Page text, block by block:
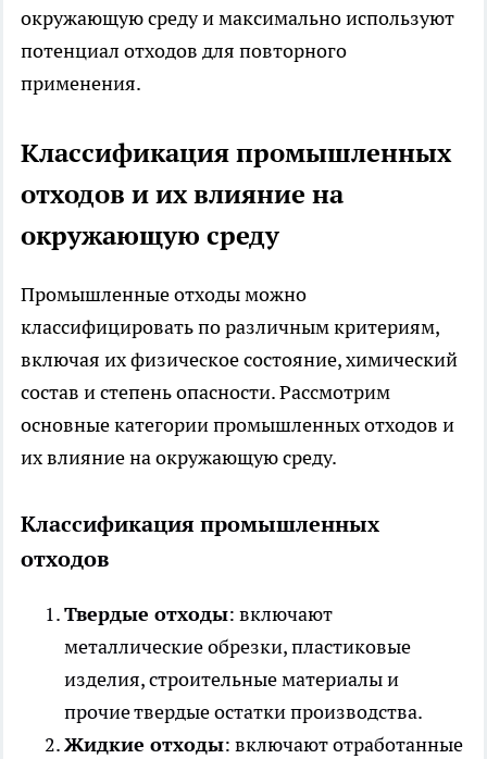
окружающую среду и максимально используют
потенциал отходов для повторного
применения.
Классификация промышленных
отходов и их влияние на
окружающую среду
Промышленные отходыможно
классифицировать по различным критериям,
включая их физическое состояние, химический
состав и степень опасности. Рассмотрим
основные категории промышленных отходов и
их влияние на окружающую среду.
Классификация промышленных
отходов
Твердые отходы: включают
металлические обрезки, пластиковые
изделия, строительные материалы и
прочие твердые остатки производства.
Жидкие отходы: включают отработанные